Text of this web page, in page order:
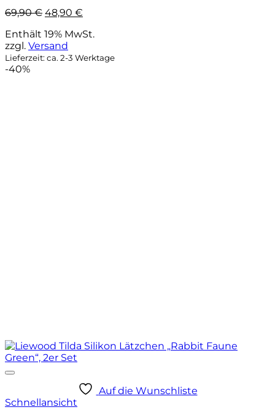
69,90€ Ursprünglicher
war:
69,90 €
48,90 €
ist:
Enthält 19% MwSt.
zzgl. Versand
Lieferzeit: ca. 2-3 Werktage
-40%
Auf die Wunschliste
Schnellansicht